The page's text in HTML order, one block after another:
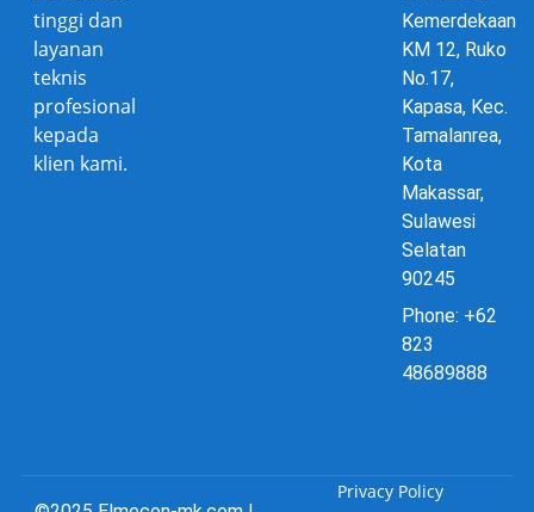
tinggi dan
layanan
teknis
profesional
kepada
klien kami.
Kemerdekaan
KM 12, Ruko
No.17,
Kapasa, Kec.
Tamalanrea,
Kota
Makassar,
Sulawesi
Selatan
90245
Phone: +62
823
48689888
Privacy Policy